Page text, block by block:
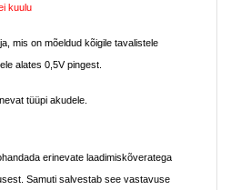
kuulu
mis on mõeldud kõigile tavalistele
alates 0,5V pingest.
tüüpi akudele.
erinevate laadimiskõveratega
Samuti salvestab see vastavuse